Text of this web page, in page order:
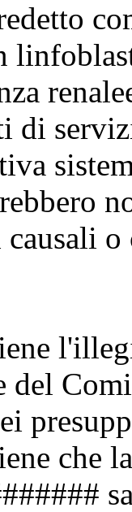
di
causali
del
che